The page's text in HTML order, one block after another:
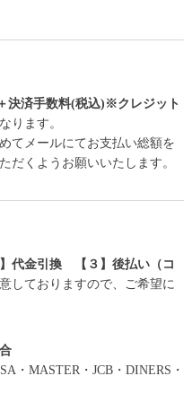
決済手数料(税込)※クレジット
ります。
てメールにてお支払い総額を
だくようお願いいたします。
代金引換 【３】後払い（コ
しておりますので、ご希望に
・MASTER・JCB・DINERS・